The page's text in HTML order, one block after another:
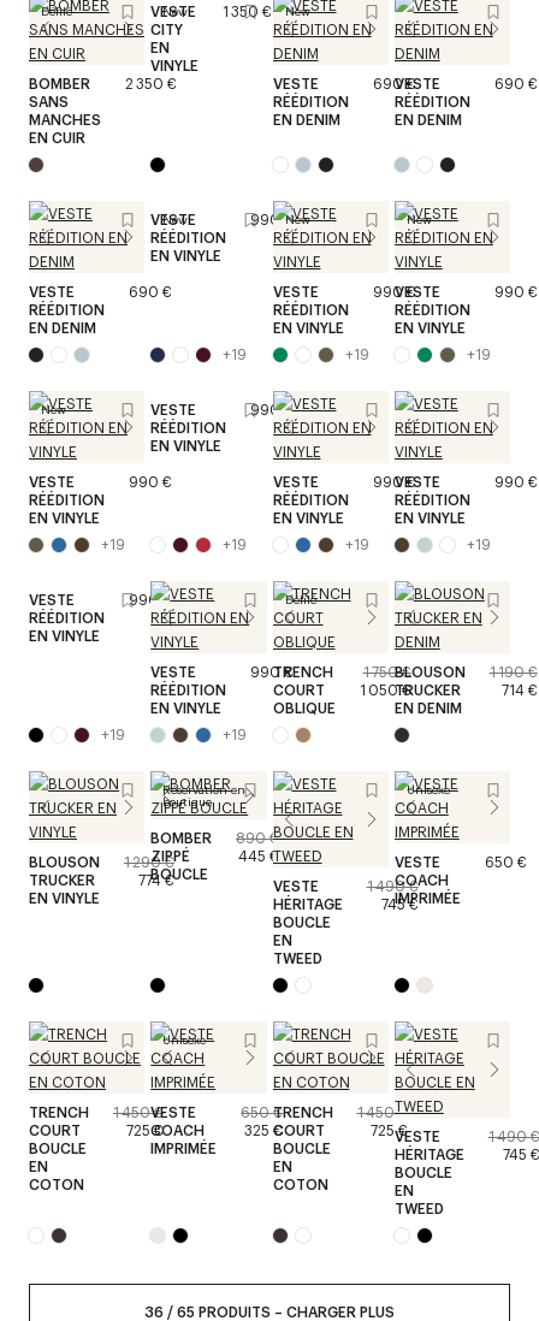
Défilé
BOMBER
SANS
MANCHES
EN CUIR
2 350 €
New
VESTE
CITY
EN
VINYLE
1 350 € New
VESTE
RÉÉDITION
EN DENIM
690 €VESTE
RÉÉDITION
EN DENIM
690 €
VESTE
RÉÉDITION
EN DENIM
690 €
New
VESTE
RÉÉDITION
EN VINYLE
990 €
+19
New
VESTE
RÉÉDITION
EN VINYLE
990 €
+19
New
VESTE
RÉÉDITION
EN VINYLE
990 €
+19
New
VESTE
RÉÉDITION
EN VINYLE
990 €
+19
VESTE
RÉÉDITION
EN VINYLE
990 €
+19
VESTE
RÉÉDITION
EN VINYLE
990 €
+19
VESTE
RÉÉDITION
EN VINYLE
990 €
+19
VESTE
RÉÉDITION
EN VINYLE
990 €
+19
VESTE
RÉÉDITION
EN VINYLE
990 €
+19
Défilé
TRENCH
COURT
OBLIQUE
1 750 €
1 050 €
BLOUSON
TRUCKER
EN DENIM
1 190 €
714 €
BLOUSON
TRUCKER
EN VINYLE
1 290 €
774 €
Réservation en
boutique
BOMBER
ZIPPÉ
BOUCLE
890 €
445 €
VESTE
HÉRITAGE
BOUCLE
EN
TWEED
1 490 €
745 €
Unisexe
VESTE
COACH
IMPRIMÉE
650 €
TRENCH
COURT
BOUCLE
EN
COTON
1 450 €
725 €
Unisexe
VESTE
COACH
IMPRIMÉE
650 €
325 €
TRENCH
COURT
BOUCLE
EN
COTON
1 450 €
725 €VESTE
HÉRITAGE
BOUCLE
EN
TWEED
1 490 €
745 €
36 /65 PRODUITS – CHARGER PLUS